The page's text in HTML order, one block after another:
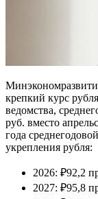
крепкий курс
ведомства,
руб. вместо
года
укрепления рубля:
2026: ₽92,2
2027: ₽95,8